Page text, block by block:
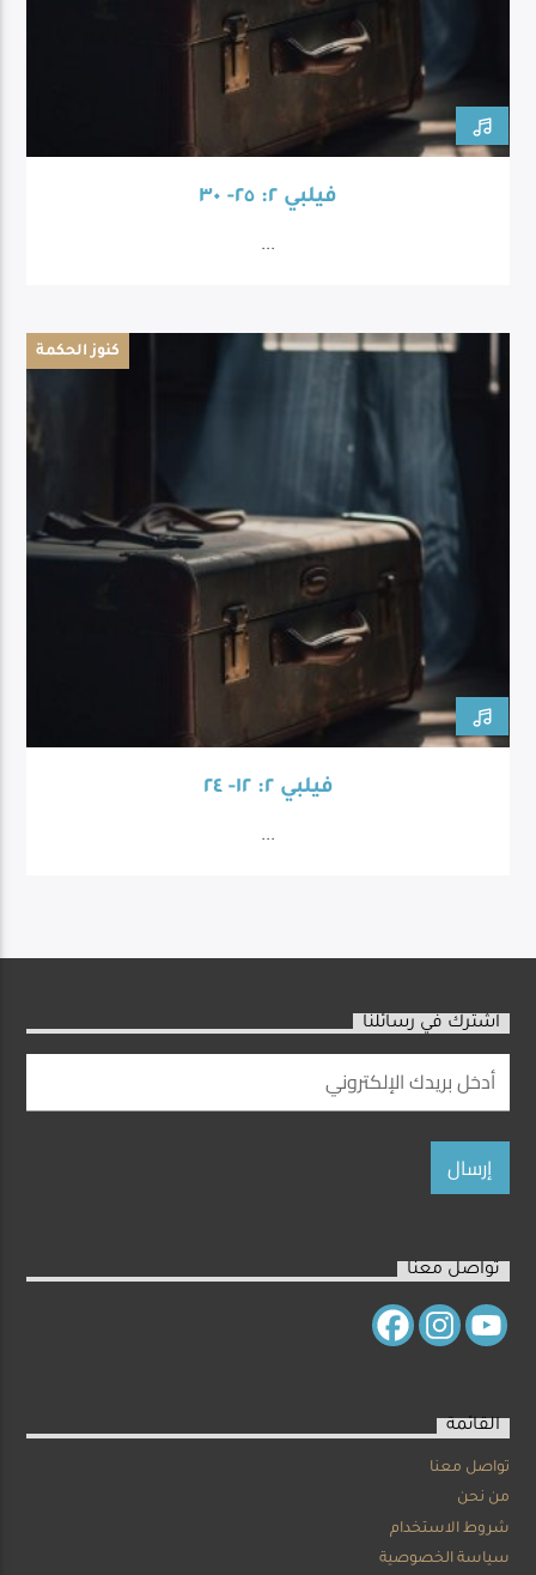
فيلبي ٢: ٢٥- ٣٠
...
كنوز الحكمة
فيلبي ٢: ١٢- ٢٤
...
اشترك في رسائلنا
تواصل معنا
القائمة
تواصل معنا
من نحن
شروط الاستخدام
سياسة الخصوصية